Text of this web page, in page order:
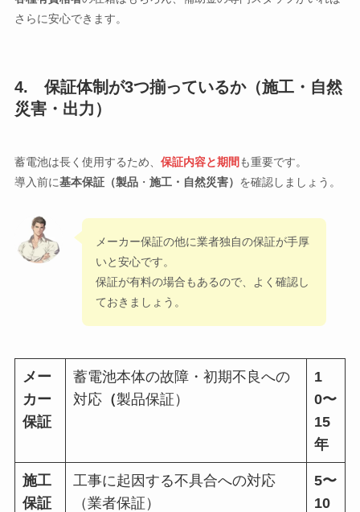
さらに安心できます。
4. 保証体制が3つ揃っているか（施工・自然
災害・出力）
蓄電池は長く使用するため、 保証内容と期間も重要です。
導入前に基本保証（製品・ 施工・自然災害） を確認しましょう。
メーカー保証の他に業者独自の保証が手厚
いと安心です。
保証が有料の場合もあるので、よく確認し
ておきましょう。
メー
カー
保証
蓄電池本体の故障・初期不良への
対応（製品保証）
1
0〜
15
年
施工
保証
工事に起因する不具合への対応
（業者保証）
5〜
10